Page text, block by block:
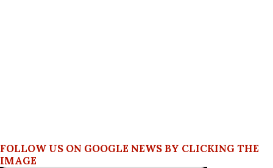
FOLLOW US ON GOOGLE NEWS BY CLICKING THE
IMAGE